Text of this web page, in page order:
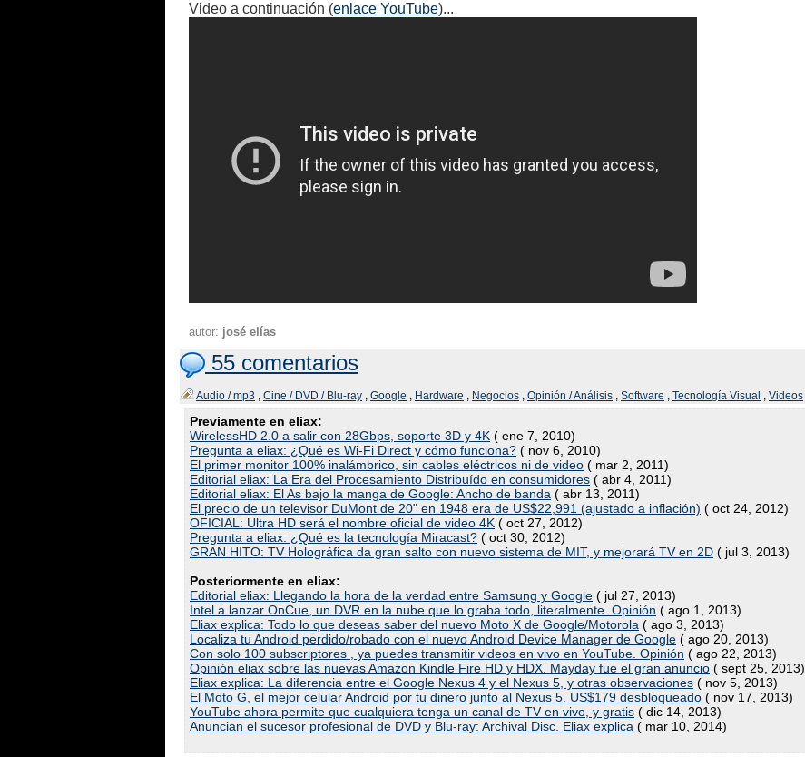
Video a continuación (enlace YouTube)...
autor: josé elías
55 comentarios
Audio / mp3 , Cine / DVD / Blu-ray , Google , Hardware , Negocios , Opinión / Análisis , Software , Tecnología Visual , Videos
Previamente en eliax:
WirelessHD 2.0 a salir con 28Gbps, soporte 3D y 4K ( ene 7, 2010)
Pregunta a eliax: ¿Qué es Wi-Fi Direct y cómo funciona? ( nov 6, 2010)
El primer monitor 100% inalámbrico, sin cables eléctricos ni de video ( mar 2, 2011)
Editorial eliax: La Era del Procesamiento Distribuído en consumidores ( abr 4, 2011)
Editorial eliax: El As bajo la manga de Google: Ancho de banda ( abr 13, 2011)
El precio de un televisor DuMont de 20" en 1948 era de US$22,991 (ajustado a inflación) ( oct 24, 2012)
OFICIAL: Ultra HD será el nombre oficial de video 4K ( oct 27, 2012)
Pregunta a eliax: ¿Qué es la tecnología Miracast? ( oct 30, 2012)
GRAN HITO: TV Holográfica da gran salto con nuevo sistema de MIT, y mejorará TV en 2D ( jul 3, 2013)
Posteriormente en eliax:
Editorial eliax: Llegando la hora de la verdad entre Samsung y Google ( jul 27, 2013)
Intel a lanzar OnCue, un DVR en la nube que lo graba todo, literalmente. Opinión ( ago 1, 2013)
Eliax explica: Todo lo que deseas saber del nuevo Moto X de Google/Motorola ( ago 3, 2013)
Localiza tu Android perdido/robado con el nuevo Android Device Manager de Google ( ago 20, 2013)
Con solo 100 subscriptores , ya puedes transmitir videos en vivo en YouTube. Opinión ( ago 22, 2013)
Opinión eliax sobre las nuevas Amazon Kindle Fire HD y HDX. Mayday fue el gran anuncio ( sept 25, 2013)
Eliax explica: La diferencia entre el Google Nexus 4 y el Nexus 5, y otras observaciones ( nov 5, 2013)
El Moto G, el mejor celular Android por tu dinero junto al Nexus 5. US$179 desbloqueado ( nov 17, 2013)
YouTube ahora permite que cualquiera tenga un canal de TV en vivo, y gratis ( dic 14, 2013)
Anuncian el sucesor profesional de DVD y Blu-ray: Archival Disc. Eliax explica ( mar 10, 2014)